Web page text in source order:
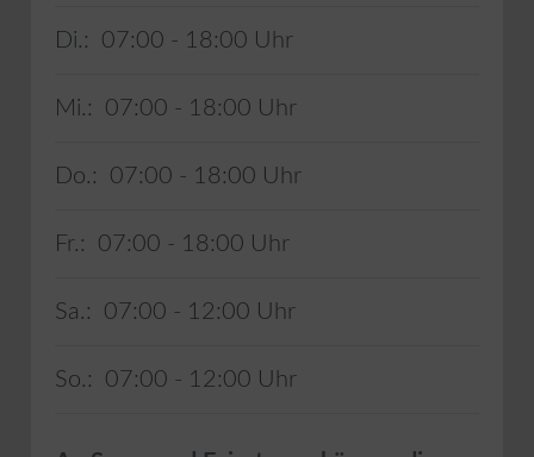
Di.: 07:00 - 18:00
Mi.: 07:00 - 18:00
Do.: 07:00 - 18:00
Fr.: 07:00 - 18:00
Sa.: 07:00 - 12:00
So.: 07:00 - 12:00